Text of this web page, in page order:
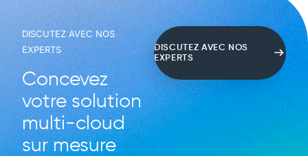
DISCUTEZ AVEC NOS
EXPERTS
Concevez
votre solution
multi-cloud
sur mesure
DISCUTEZ AVEC NOS
EXPERTS